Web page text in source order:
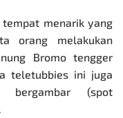
tempat menarik yang
orang melakukan
Bromo tengger
teletubbies ini juga
(spot